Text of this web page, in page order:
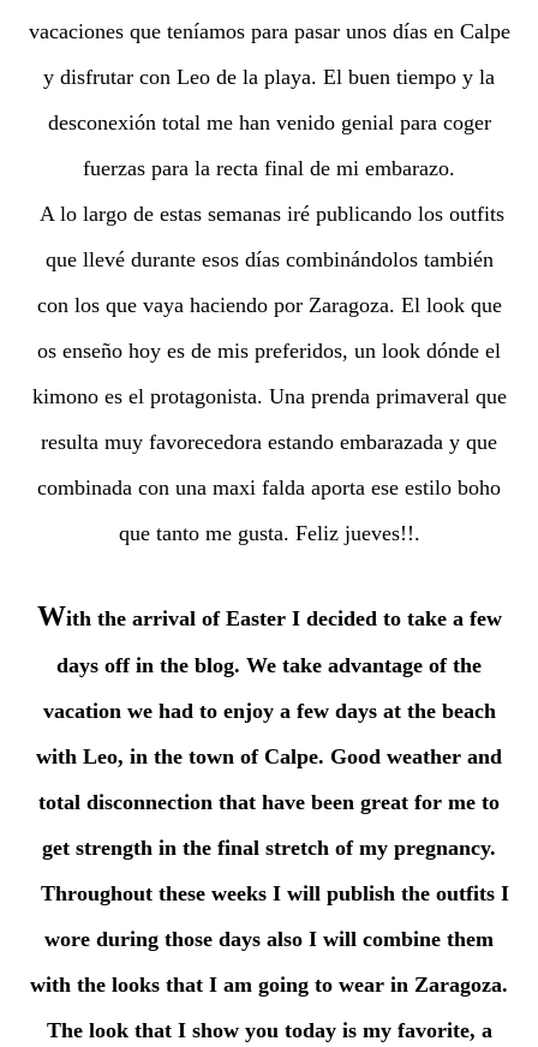
vacaciones que teníamos para pasar unos días en Calpe
y disfrutar con Leo de la playa. El buen tiempo y la
desconexión total me han venido genial para coger
fuerzas para la recta final de mi embarazo.
A lo largo de estas semanas iré publicando los outfits
que llevé durante esos días combinándolos también
con los que vaya haciendo por Zaragoza. El look que
os enseño hoy es de mis preferidos, un look dónde el
kimono es el protagonista. Una prenda primaveral que
resulta muy favorecedora estando embarazada y que
combinada con una maxi falda aporta ese estilo boho
que tanto me gusta. Feliz jueves!!.
With the arrival of Easter I decided to take a few
days off in the blog. We take advantage of the
vacation we had to enjoy a few days at the beach
with Leo, in the town of Calpe. Good weather and
total disconnection that have been great for me to
get strength in the final stretch of my pregnancy.
Throughout these weeks I will publish the outfits I
wore during those days also I will combine them
with the looks that I am going to wear in Zaragoza.
The look that I show you today is my favorite, a